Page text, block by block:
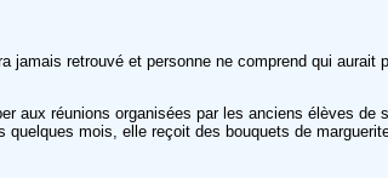
retrouvé et personne ne comprend qui aurait
aux réunions organisées par les anciens élèves de
mois, elle reçoit des bouquets de